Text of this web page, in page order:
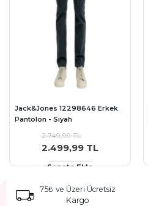
Jack&Jones 12298646 Erkek
Pantolon - Siyah
2.749,99 TL
2.499,99 TL
Sepete Ekle
75₺ ve Üzeri Ücretsiz
Kargo